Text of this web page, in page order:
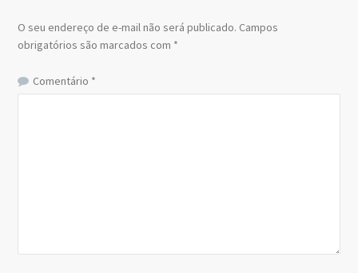
O seu endereço de e-mail não será publicado. Campos
obrigatórios são marcados com *
Comentário *